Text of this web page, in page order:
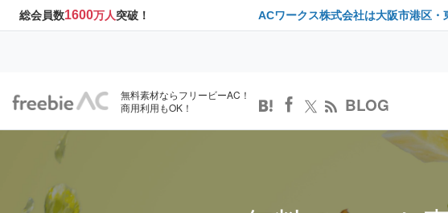
総会員数1600万人突破！ ACワークス株式会社は大阪市港区
無料素材ならフリービーAC！
商用利用もOK！
BLOG